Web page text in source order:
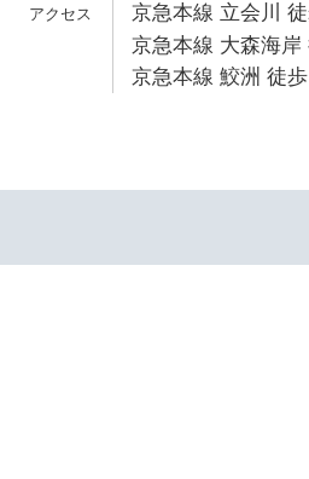
京急本線 立会川
京急本線 大森海岸
京急本線 鮫洲 徒